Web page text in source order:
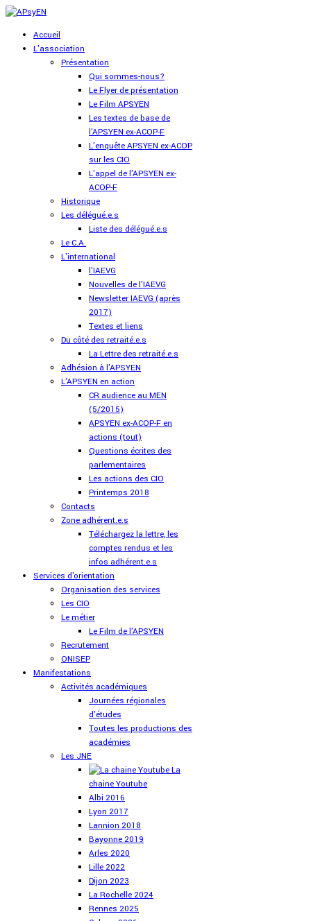
Accueil
L'association
Présentation
Qui sommes-nous?
Le Flyer de présentation
Le Film APSYEN
Les textes de base de
l'APSYEN ex-ACOP-F
L'enquête APSYEN ex-ACOP
sur les CIO
L'appel de l'APSYEN ex-
ACOP-F
Historique
Les délégué.e.s
Liste des délégué.e.s
Le C.A.
L'international
l'IAEVG
Nouvelles de l'IAEVG
Newsletter IAEVG (après
2017)
Textes et liens
Du côté des retraité.e.s
La Lettre des retraité.e.s
Adhésion à l'APSYEN
L'APSYEN en action
CR audience au MEN
(5/2015)
APSYEN ex-ACOP-F en
actions (tout)
Questions écrites des
parlementaires
Les actions des CIO
Printemps 2018
Contacts
Zone adhérent.e.s
Téléchargez la lettre, les
comptes rendus et les
infos adhérent.e.s
Services d'orientation
Organisation des services
Les CIO
Le métier
Le Film de l'APSYEN
Recrutement
ONISEP
Manifestations
Activités académiques
Journées régionales
d'études
Toutes les productions des
académies
Les JNE
La
chaine Youtube
Albi 2016
Lyon 2017
Lannion 2018
Bayonne 2019
Arles 2020
Lille 2022
Dijon 2023
La Rochelle 2024
Rennes 2025